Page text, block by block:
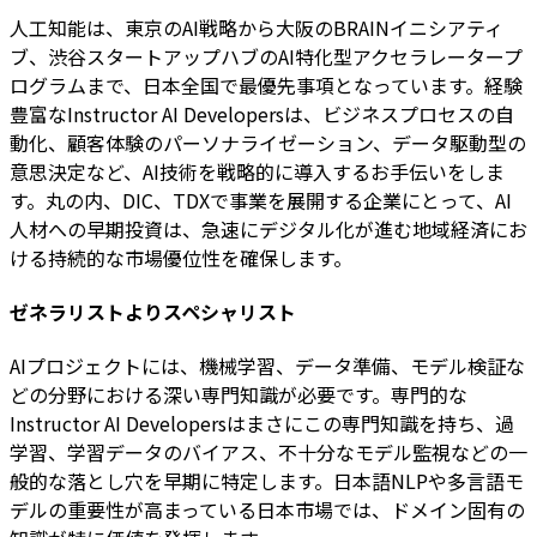
人工知能は、東京のAI戦略から大阪のBRAINイニシアティ
ブ、渋谷スタートアップハブのAI特化型アクセラレータープ
ログラムまで、日本全国で最優先事項となっています。経験
豊富なInstructor AI Developersは、ビジネスプロセスの自
動化、顧客体験のパーソナライゼーション、データ駆動型の
意思決定など、AI技術を戦略的に導入するお手伝いをしま
す。丸の内、DIC、TDXで事業を展開する企業にとって、AI
人材への早期投資は、急速にデジタル化が進む地域経済にお
ける持続的な市場優位性を確保します。
ゼネラリストよりスペシャリスト
AIプロジェクトには、機械学習、データ準備、モデル検証な
どの分野における深い専門知識が必要です。専門的な
Instructor AI Developersはまさにこの専門知識を持ち、過
学習、学習データのバイアス、不十分なモデル監視などの一
般的な落とし穴を早期に特定します。日本語NLPや多言語モ
デルの重要性が高まっている日本市場では、ドメイン固有の